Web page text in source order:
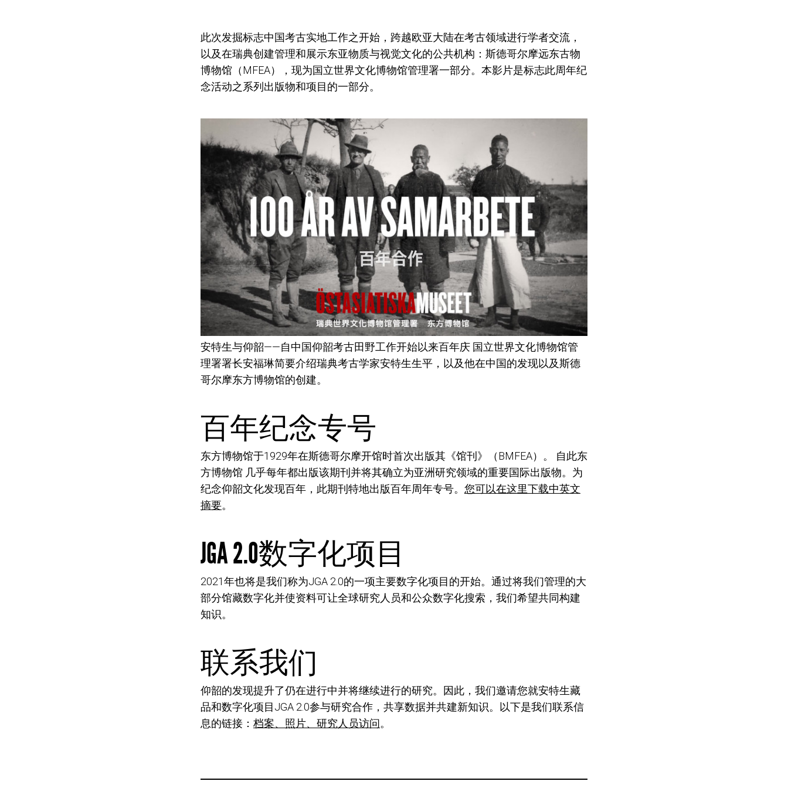
此次发掘标志中国考古实地工作之开始， 跨越欧亚大陆在考古领域进行学者交流，
以及在瑞典创建管理和展示东亚物质与视觉文化的公共机构：斯德哥尔摩远东古物
博物馆（MFEA），现为国立世界文化博物馆管理署一部分。 本影片是标志此周年纪
念活动之系列出版物和项目的一部分。
安特生与仰韶——自中国仰韶考古田野工作开始以来百年庆 国立世界文化博物馆管
理署署长安福琳简要介绍瑞典考古学家安特生生平，以及他在中国的发现以及斯德
哥尔摩东方博物馆的创建。
百年纪念专号
东方博物馆于1929年在斯德哥尔摩开馆时首次出版其 《馆刊 》（BMFEA）。 自此东
方博物馆 几乎每年都出版该期刊 并将其确立为亚洲研究领域的重要国际出版物。为
纪念仰韶文化发现百年， 此期刊特地出版百年周年专号。 您可以在这里下载中英文
摘要。
JGA 2.0数字化项目
2021年也将是我们称为JGA 2.0的一项主要数字化项目的开始。通过将我们管理的大
部分馆藏数字化并使资料可让全球研究人员和公众数字化搜索，我们希望共同构建
知识。
联系我们
仰韶的发现提升了仍在进行中并将继续进行的研究。因此，我们邀请您就安特生藏
品和数字化项目JGA 2.0参与研究合作，共享数据并共建新知识。以下是我们联系信
息的链接： 档案、照片、研究人员访问。